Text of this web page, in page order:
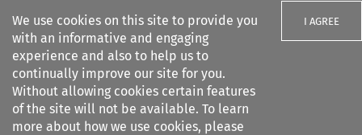
We use cookies on this site to provide you
with an informative and engaging
experience and also to help us to
continually improve our site for you.
Without allowing cookies certain features
of the site will not be available. To learn
more about how we use cookies, please
I AGREE
Search filters